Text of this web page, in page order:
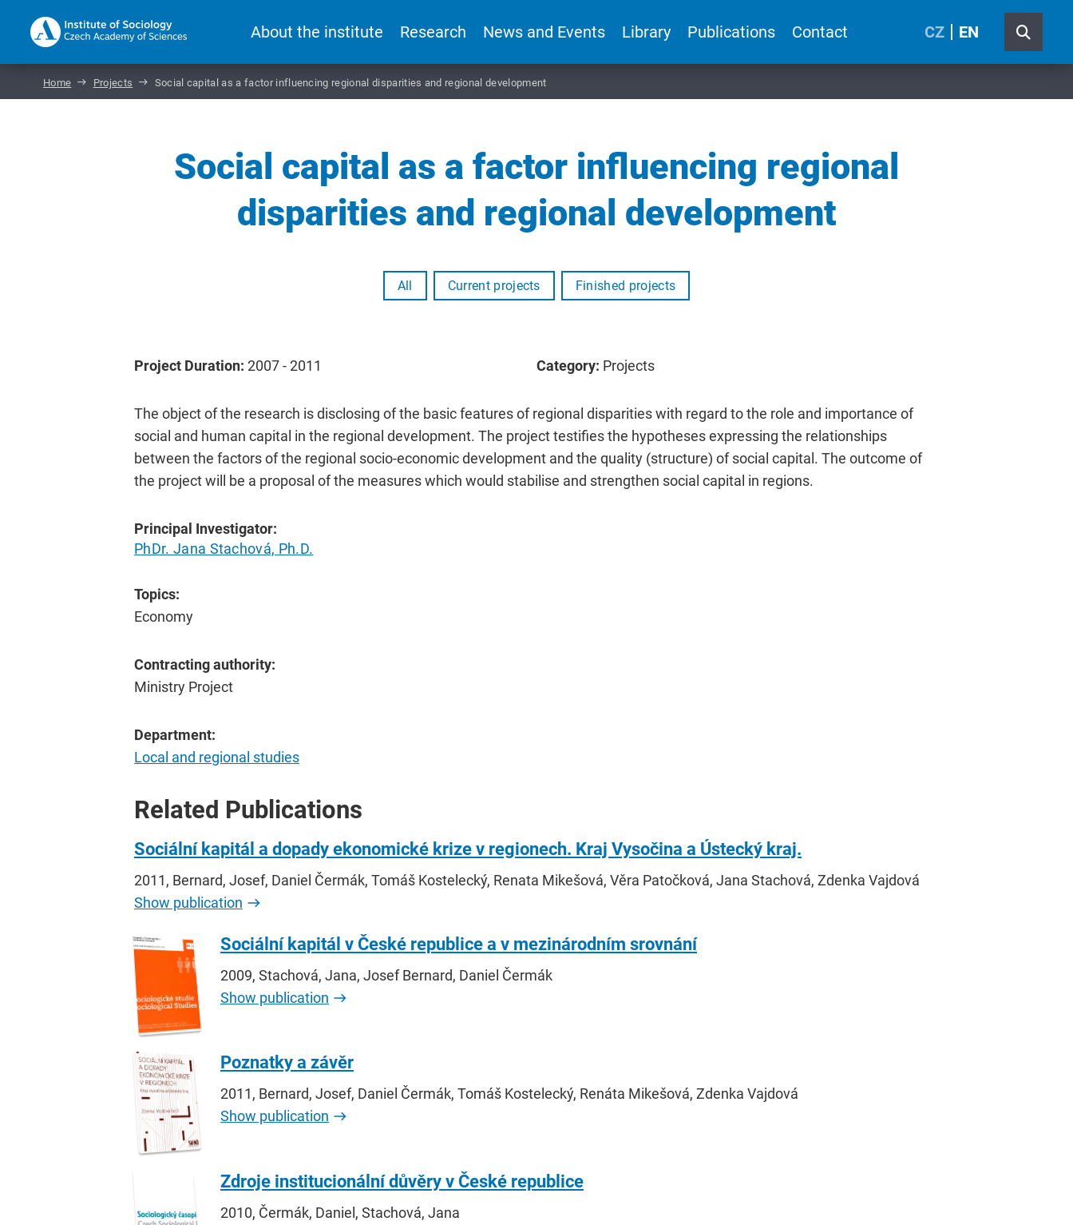
About the institute Research News and Events Library Publications Contact CZ EN
Home Projects Social capital as a factor influencing regional disparities and regional development
Social capital as a factor influencing regional
disparities and regional development
All Current projects Finished projects
Project Duration: 2007 - 2011 Category: Projects
The object of the research is disclosing of the basic features of regional disparities with regard to the role and importance of
social and human capital in the regional development. The project testifies the hypotheses expressing the relationships
between the factors of the regional socio-economic development and the quality (structure) of social capital. The outcome of
the project will be a proposal of the measures which would stabilise and strengthen social capital in regions.
Principal Investigator:
PhDr. Jana Stachová, Ph.D.
Topics:
Economy
Contracting authority:
Ministry Project
Department:
Local and regional studies
Related Publications
Sociální kapitál a dopady ekonomické krize v regionech. Kraj Vysočina a Ústecký kraj.
2011, Bernard, Josef, Daniel Čermák, Tomáš Kostelecký, Renata Mikešová, Věra Patočková, Jana Stachová, Zdenka Vajdová
Show publication
Sociální kapitál v České republice a v mezinárodním srovnání
2009, Stachová, Jana, Josef Bernard, Daniel Čermák
Show publication
Poznatky a závěr
2011, Bernard, Josef, Daniel Čermák, Tomáš Kostelecký, Renáta Mikešová, Zdenka Vajdová
Show publication
Zdroje institucionální důvěry v České republice
2010, Čermák, Daniel, Stachová, Jana